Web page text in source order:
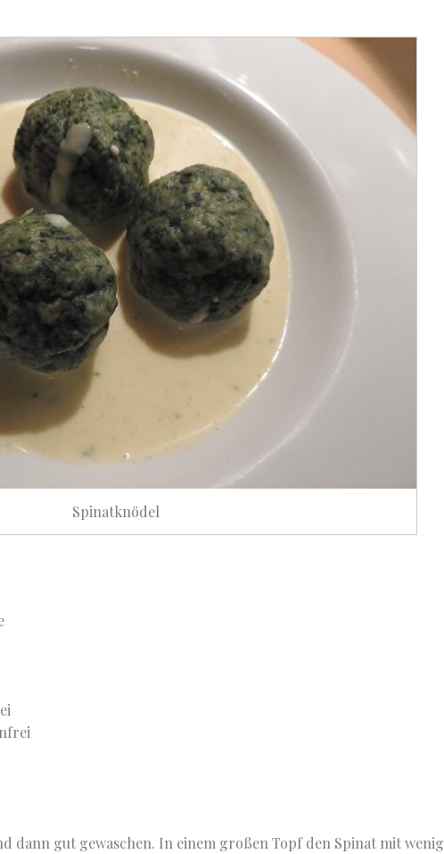
Spinatknödel
dann gut gewaschen. In einem großen Topf den Spinat mit wenig